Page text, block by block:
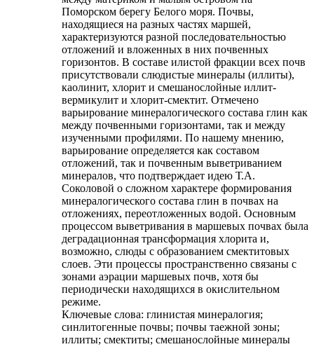
Поморском берегу Белого моря. Почвы,
находящиеся на разных частях маршей,
характеризуются разной последовательностью
отложений и вложенных в них почвенных
горизонтов. В составе илистой фракции всех почв
присутствовали слюдистые минералы (иллиты),
каолинит, хлорит и смешанослойные иллит-
вермикулит и хлорит-смектит. Отмечено
варьирование минералогического состава глин как
между почвенными горизонтами, так и между
изученными профилями. По нашему мнению,
варьирование определяется как составом
отложений, так и почвенным выветриванием
минералов, что подтверждает идею Т.А.
Соколовой о сложном характере формирования
минералогического состава глин в почвах на
отложениях, переотложенных водой. Основным
процессом выветривания в маршевых почвах была
деградационная трансформация хлорита и,
возможно, слюды с образованием смектитовых
слоев. Эти процессы пространственно связаны с
зонами аэрации маршевых почв, хотя бы
периодически находящихся в окислительном
режиме.
Ключевые слова: глинистая минералогия;
синлитогенные почвы; почвы таежной зоны;
иллиты; смектиты; смешанослойные минералы